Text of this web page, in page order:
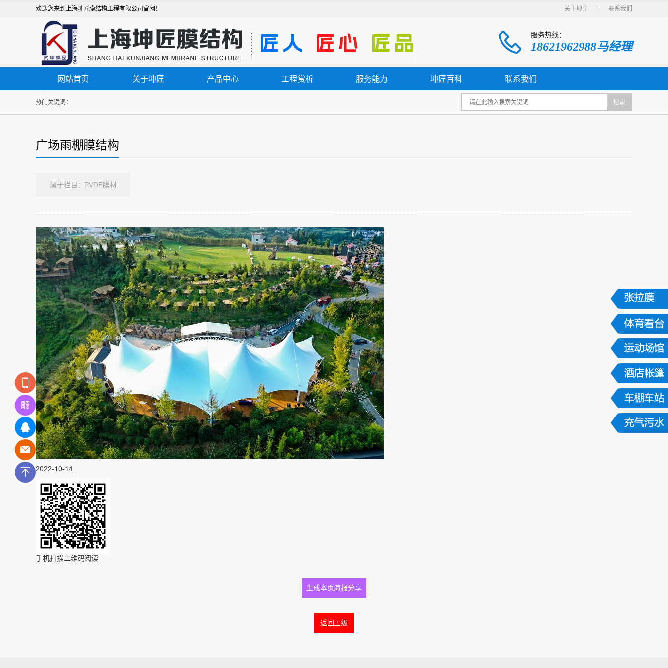
欢迎您来到上海坤匠膜结构工程有限公司官网！ 关于坤匠 联系我们
服务热线：
18621962988马经理
网站首页 关于坤匠 产品中心 工程赏析 服务能力 坤匠百科 联系我们
热门关键词： 搜索
广场雨棚膜结构
属于栏目：PVDF膜材
2022-10-14
手机扫描二维码阅读
生成本页海报分享
返回上级